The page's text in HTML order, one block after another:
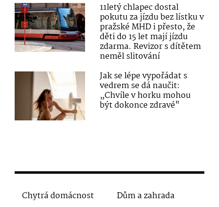
11letý chlapec dostal
pokutu za jízdu bez lístku v
pražské MHD i přesto, že
děti do 15 let mají jízdu
zdarma. Revizor s dítětem
neměl slitování
Jak se lépe vypořádat s
vedrem se dá naučit:
„Chvíle v horku mohou
být dokonce zdravé"
Chytrá domácnost
Dům a zahrada